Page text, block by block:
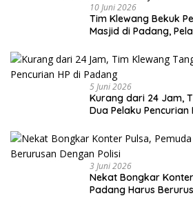
10 Juni 2026
Tim Klewang Bekuk
Masjid di Padang,
5 Juni 2026
Kurang dari 24 Jam,
Dua Pelaku Pencurian
3 Juni 2026
Nekat Bongkar
Padang Harus